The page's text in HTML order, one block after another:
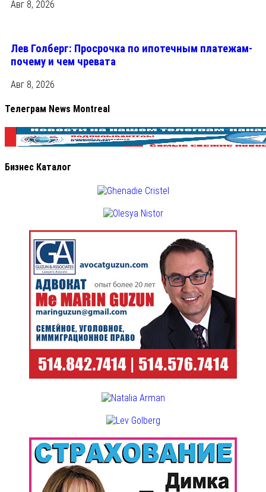
Авг 8, 2026
Лев Голберг: Просрочка по ипотечным платежам-
почему и чем чревата
Авг 8, 2026
Телеграм News Montreal
Бизнес Каталог